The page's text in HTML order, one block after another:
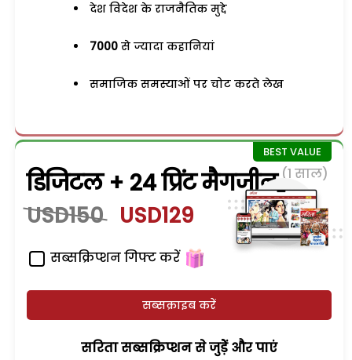
देश विदेश के राजनैतिक मुद्दे
7000 से ज्यादा कहानियां
समाजिक समस्याओं पर चोट करते लेख
डिजिटल + 24 प्रिंट मैगजीन (1 साल)
USD150 USD129
सब्सक्रिप्शन गिफ्ट करें
सब्सक्राइब करें
सरिता सब्सक्रिप्शन से जुड़ेें और पाएं